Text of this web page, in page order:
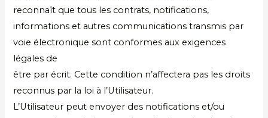
reconnaît que tous les contrats, notifications,
informations et autres communications transmis par
voie électronique sont conformes aux exigences
légales de
être par écrit. Cette condition n’affectera pas les droits
reconnus par la loi à l’Utilisateur.
L’Utilisateur peut envoyer des notifications et/ou